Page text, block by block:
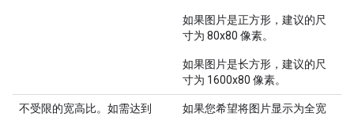
如果图片是正方形，建议的尺
寸为 80x80 像素。
如果图片是长方形，建议的尺
寸为 1600x80 像素。
不受限的宽高比。如需达到
如果您希望将图片显示为全宽